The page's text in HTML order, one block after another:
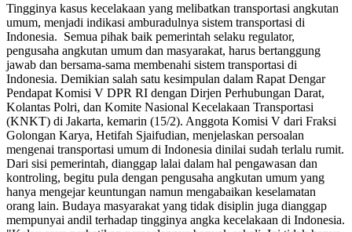
Tingginya kasus kecelakaan yang melibatkan transportasi angkutan
umum, menjadi indikasi amburadulnya sistem transportasi di
Indonesia. Semua pihak baik pemerintah selaku regulator,
pengusaha angkutan umum dan masyarakat, harus bertanggung
jawab dan bersama-sama membenahi sistem transportasi di
Indonesia. Demikian salah satu kesimpulan dalam Rapat Dengar
Pendapat Komisi V DPR RI dengan Dirjen Perhubungan Darat,
Kolantas Polri, dan Komite Nasional Kecelakaan Transportasi
(KNKT) di Jakarta, kemarin (15/2). Anggota Komisi V dari Fraksi
Golongan Karya, Hetifah Sjaifudian, menjelaskan persoalan
mengenai transportasi umum di Indonesia dinilai sudah terlalu rumit.
Dari sisi pemerintah, dianggap lalai dalam hal pengawasan dan
kontroling, begitu pula dengan pengusaha angkutan umum yang
hanya mengejar keuntungan namun mengabaikan keselamatan
orang lain. Budaya masyarakat yang tidak disiplin juga dianggap
mempunyai andil terhadap tingginya angka kecelakaan di Indonesia.